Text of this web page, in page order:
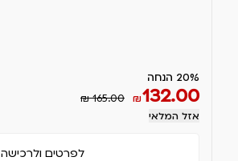
20% הנחה
₪132.00
₪ 165.00
אזל המלאי
לפרטים ולרכישה